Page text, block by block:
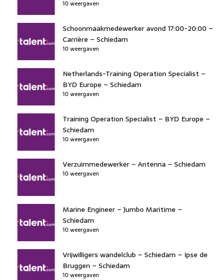
10 weergaven
Schoonmaakmedewerker avond 17:00-20:00 –
Carrière – Schiedam
10 weergaven
Netherlands-Training Operation Specialist –
BYD Europe – Schiedam
10 weergaven
Training Operation Specialist – BYD Europe –
Schiedam
10 weergaven
Verzuimmedewerker – Antenna – Schiedam
10 weergaven
Marine Engineer – Jumbo Maritime –
Schiedam
10 weergaven
Vrijwilligers wandelclub – Schiedam – Ipse de
Bruggen – Schiedam
10 weergaven